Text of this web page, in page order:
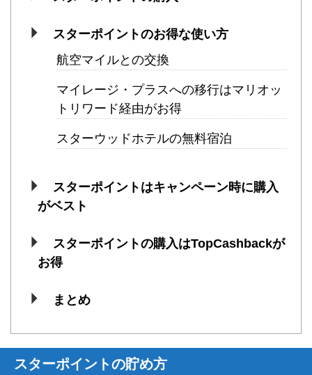
スターポイントのお得な使い方
航空マイルとの交換
マイレージ・プラスへの移行はマリオッ
トリワード経由がお得
スターウッドホテルの無料宿泊
スターポイントはキャンペーン時に購入
がベスト
スターポイントの購入はTopCashbackが
お得
まとめ
スターポイントの貯め方